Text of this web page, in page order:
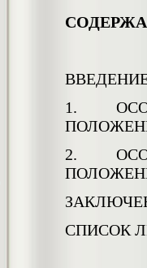
1.
2.
СПИСОК